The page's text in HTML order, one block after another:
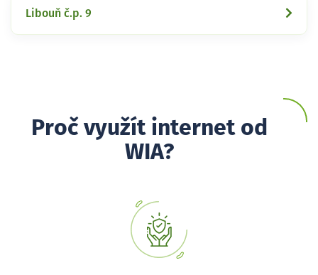
Libouň č.p. 9
Proč využít internet od
WIA?